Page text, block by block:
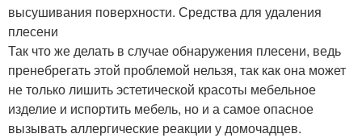
высушивания поверхности. Средства для удаления
плесени
Так что же делать в случае обнаружения плесени, ведь
пренебрегать этой проблемой нельзя, так как она может
не только лишить эстетической красоты мебельное
изделие и испортить мебель, но и а самое опасное
вызывать аллергические реакции у домочадцев.